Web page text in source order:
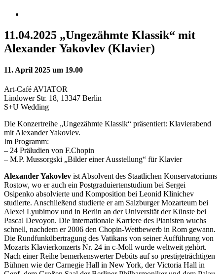
11.04.2025 „Ungezähmte Klassik“ mit
Alexander Yakovlev (Klavier)
11. April 2025 um 19.00
Art-Café AVIATOR
Lindower Str. 18, 13347 Berlin
S+U Wedding
Die Konzertreihe „Ungezähmte Klassik“ präsentiert: Klavierabend
mit Alexander Yakovlev.
Im Programm:
– 24 Präludien von F.Chopin
– M.P. Mussorgski „Bilder einer Ausstellung“ für Klavier
Alexander Yakovlev ist Absolvent des Staatlichen Konservatoriums
Rostow, wo er auch ein Postgraduiertenstudium bei Sergei
Osipenko absolvierte und Komposition bei Leonid Klinichev
studierte. Anschließend studierte er am Salzburger Mozarteum bei
Alexei Lyubimov und in Berlin an der Universität der Künste bei
Pascal Devoyon. Die internationale Karriere des Pianisten wuchs
schnell, nachdem er 2006 den Chopin-Wettbewerb in Rom gewann.
Die Rundfunkübertragung des Vatikans von seiner Aufführung von
Mozarts Klavierkonzerts Nr. 24 in c-Moll wurde weltweit gehört.
Nach einer Reihe bemerkenswerter Debüts auf so prestigeträchtigen
Bühnen wie der Carnegie Hall in New York, der Victoria Hall in